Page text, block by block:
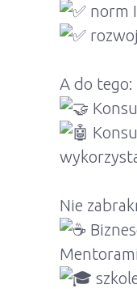
norm
A do tego:
Nie